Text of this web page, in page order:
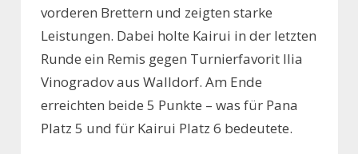
vorderen Brettern und zeigten starke
Leistungen. Dabei holte Kairui in der letzten
Runde ein Remis gegen Turnierfavorit Ilia
Vinogradov aus Walldorf. Am Ende
erreichten beide 5 Punkte – was für Pana
Platz 5 und für Kairui Platz 6 bedeutete.